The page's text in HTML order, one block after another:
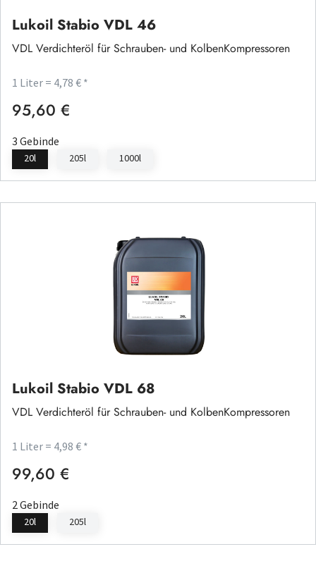
Lukoil Stabio VDL 46
VDL Verdichteröl für Schrauben- und KolbenKompressoren
1 Liter = 4,78 € *
Regulärer Preis:
95,60 €
3 Gebinde
20l 205l 1000l
Lukoil Stabio VDL 68
VDL Verdichteröl für Schrauben- und KolbenKompressoren
1 Liter = 4,98 € *
Regulärer Preis:
99,60 €
2 Gebinde
20l 205l